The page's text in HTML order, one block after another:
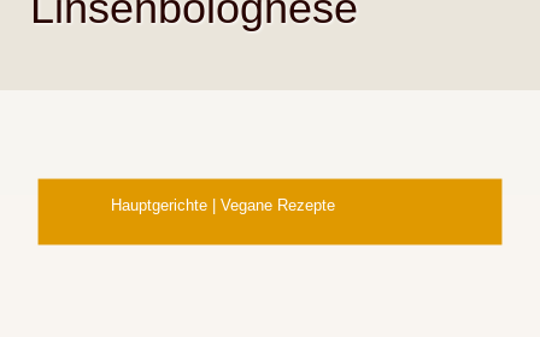
Hauptgerichte| Vegane Rezepte